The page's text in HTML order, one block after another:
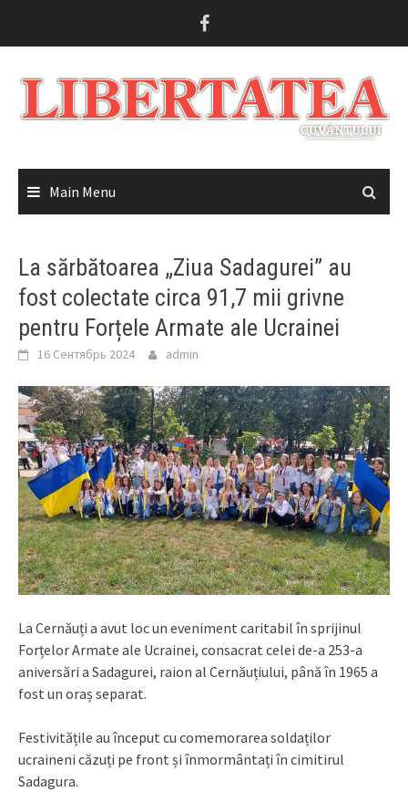
Main Menu
La sărbătoarea „Ziua Sadagurei” au
fost colectate circa 91,7 mii grivne
pentru Forțele Armate ale Ucrainei
16 Сентябрь 2024 admin
La Cernăuți a avut loc un eveniment caritabil în sprijinul
Forțelor Armate ale Ucrainei, consacrat celei de-a 253-a
aniversări a Sadagurei, raion al Cernăuțiului, până în 1965 a
fost un oraș separat.
Festivitățile au început cu comemorarea soldaților
ucraineni căzuți pe front și înmormântați în cimitirul
Sadagura.